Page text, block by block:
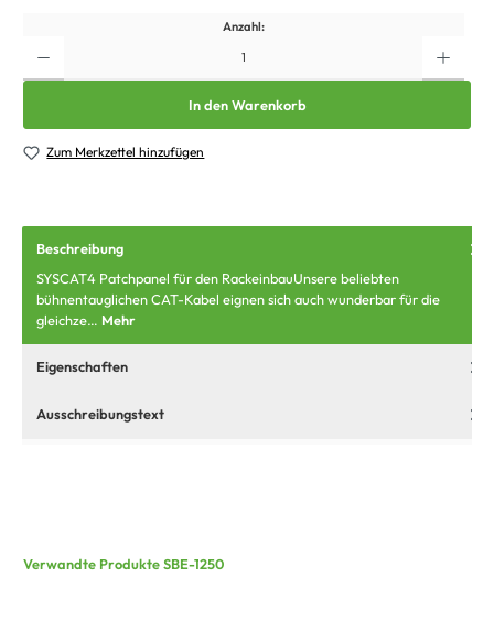
Anzahl:
In den Warenkorb
Zum Merkzettel hinzufügen
Beschreibung
SYSCAT4 Patchpanel für den RackeinbauUnsere beliebten
bühnentauglichen CAT-Kabel eignen sich auch wunderbar für die
gleichze… Mehr
Eigenschaften
Ausschreibungstext
Verwandte Produkte SBE-1250